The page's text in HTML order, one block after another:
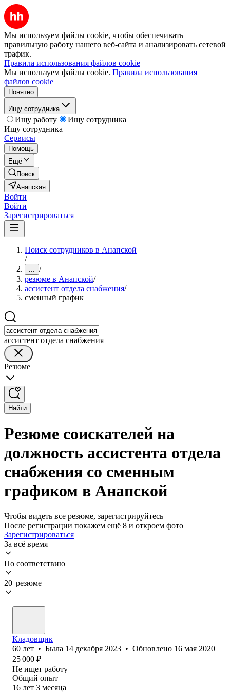
Мы используем файлы cookie, чтобы обеспечивать
правильную работу нашего веб-сайта и анализировать сетевой
трафик.
Правила использования файлов cookie
Мы используем файлы cookie. Правила использования
файлов cookie
Понятно
Ищу сотрудника
Ищу работу
Ищу сотрудника
Ищу сотрудника
Сервисы
Помощь
Ещё
Поиск
Анапская
Войти
Войти
Зарегистрироваться
Поиск сотрудников в Анапской
/
... /
резюме в Анапской/
ассистент отдела снабжения/
сменный график
ассистент отдела снабжения
Резюме
Найти
Резюме соискателей на
должность ассистента отдела
снабжения со сменным
графиком в Анапской
Чтобы видеть все резюме, зарегистрируйтесь
После регистрации покажем ещё 8 и откроем фото
Зарегистрироваться
За всё время
По соответствию
20 резюме
Кладовщик
60 лет • Была 14 декабря 2023 • Обновлено 16 мая 2020
25 000 ₽
Не ищет работу
Общий опыт
16 лет 3 месяца